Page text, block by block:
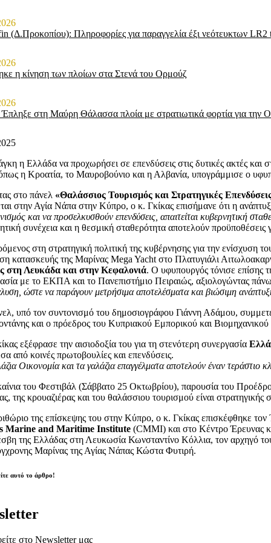
(Δ.Προκοπίου): Πληροφορίες για παραγγελία έξι νεότευκτων LR2
η κίνηση των πλοίων στα Στενά του Ορμούζ
στη Μαύρη Θάλασσα πλοία με στρατιωτικά φορτία για την
η Ελλάδα να προχωρήσει σε επενδύσεις στις δυτικές ακτές
η Κροατία, το Μαυροβούνιο και η Αλβανία, υπογράμμισε ο
στο πάνελ «Θαλάσσιος Τουρισμός και Στρατηγικές
στην Αγία Νάπα στην Κύπρο, ο κ. Γκίκας επισήμανε ότι η
και να προσελκυσθούν επενδύσεις, απαιτείται κυβερνητική
συνέχεια και η θεσμική σταθερότητα αποτελούν
στη στρατηγική πολιτική της κυβέρνησης για την ενίσχυση
κατασκευής της Μαρίνας Mega Yacht στο Πλατυγιάλι
στη Λευκάδα και στην Κεφαλονιά. Ο υφυπουργός τόνισε επίσης
με το ΕΚΠΑ και το Πανεπιστήμιο Πειραιώς, αξιολογώντας
ώστε να παράγουν μετρήσιμα αποτελέσματα και βιώσιμη
υπό τον συντονισμό του δημοσιογράφου Γιάννη Αδάμου,
και ο πρόεδρος του Κυπριακού Εμπορικού και
εξέφρασε την αισιοδοξία του για τη στενότερη συνεργασία
από κοινές πρωτοβουλίες και επενδύσεις.
Οικονομία και τα γαλάζια επαγγέλματα αποτελούν έναν
του Φεστιβάλ (Σάββατο 25 Οκτωβρίου), παρουσία του
της κρουαζιέρας και του θαλάσσιου τουρισμού είναι στρατηγικής
της επίσκεψης του στην Κύπρο, ο κ. Γκίκας επισκέφθηκε
Marine and Maritime Institute(CMMI) και στο Κέντρο Έρευνας
της Ελλάδας στη Λευκωσία Κωνσταντίνο Κόλλια, τον αρχηγό
Μαρίνας της Αγίας Νάπας Κώστα Φυτιρή.
αυτό το άρθρο!
στο Newsletter μας